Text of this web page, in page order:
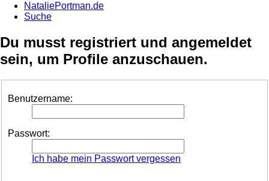
NataliePortman.de
Suche
Du musst registriert und angemeldet
sein, um Profile anzuschauen.
Benutzername:
Passwort:
Ich habe mein Passwort vergessen